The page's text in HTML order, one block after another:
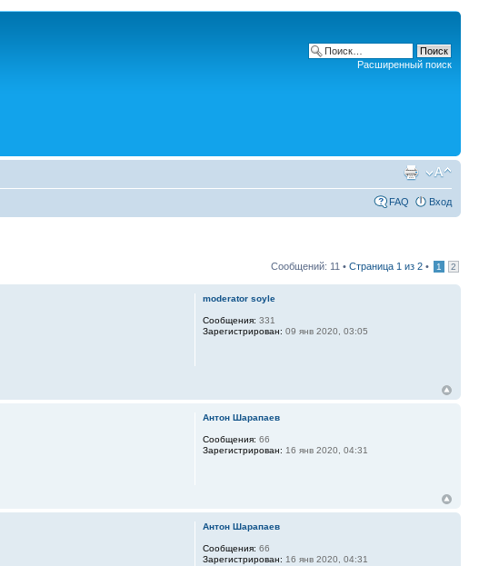
Расширенный поиск
FAQ Вход
Сообщений: 11 • Страница 1 из 2 • 1 2
moderator soyle
Сообщения: 331
Зарегистрирован: 09 янв 2020, 03:05
Антон Шарапаев
Сообщения: 66
Зарегистрирован: 16 янв 2020, 04:31
Антон Шарапаев
Сообщения: 66
Зарегистрирован: 16 янв 2020, 04:31